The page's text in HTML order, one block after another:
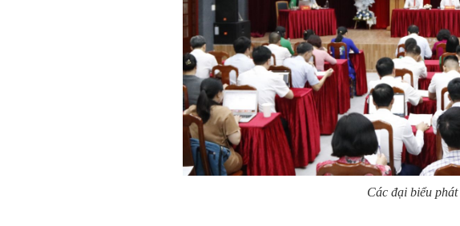
Các đại biểu